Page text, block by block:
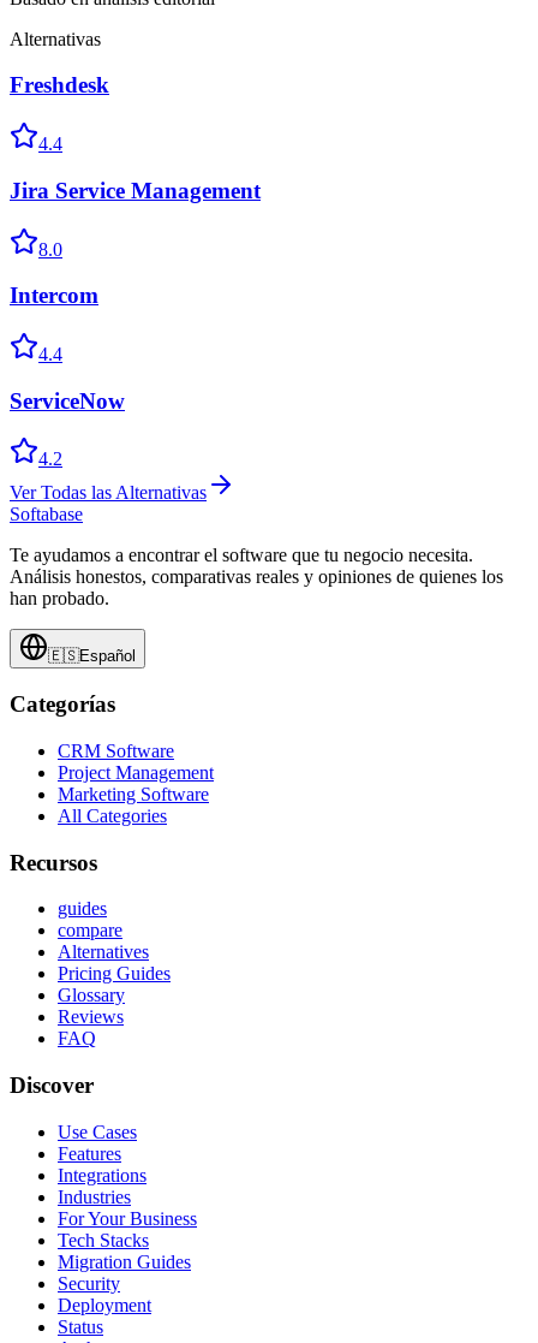
Alternativas
Freshdesk
4.4
Jira Service Management
8.0
Intercom
4.4
ServiceNow
4.2
Ver Todas las Alternativas
Softabase
Te ayudamos a encontrar el software que tu negocio necesita.
Análisis honestos, comparativas reales y opiniones de quienes los
han probado.
🇪🇸Español
Categorías
CRM Software
Project Management
Marketing Software
All Categories
Recursos
guides
compare
Alternatives
Pricing Guides
Glossary
Reviews
FAQ
Discover
Use Cases
Features
Integrations
Industries
For Your Business
Tech Stacks
Migration Guides
Security
Deployment
Status